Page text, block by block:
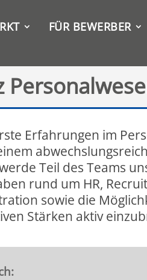
FÜR BEWERBER
Erfahrungen im
Teil des Teams
rund um HR,
sowie die
Stärken aktiv